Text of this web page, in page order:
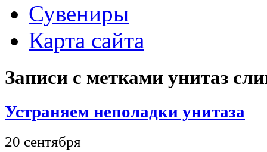
Сувениры
Карта сайта
Записи с метками унитаз
Устраняем неполадки унитаза
20 сентября